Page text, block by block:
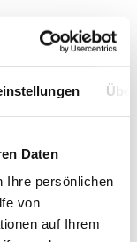
Daten
Ihre persönlichen
von
auf Ihrem